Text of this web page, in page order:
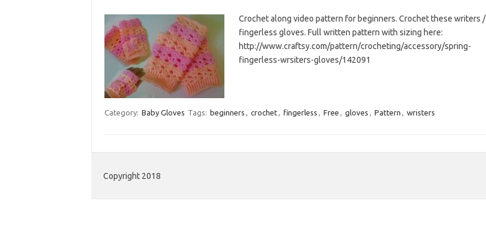
Crochet along video pattern for beginners. Crochet these writers /
fingerless gloves. Full written pattern with sizing here:
http://www.craftsy.com/pattern/crocheting/accessory/spring-
fingerless-wrsiters-gloves/142091
Category: Baby Gloves Tags: beginners , crochet, fingerless , Free , gloves , Pattern , wristers
Copyright 2018